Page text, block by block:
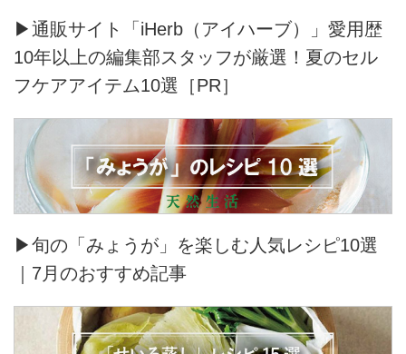
▶通販サイト「iHerb（アイハーブ）」愛用歴
10年以上の編集部スタッフが厳選！夏のセル
フケアアイテム10選［PR］
▶旬の「みょうが」を楽しむ人気レシピ10選
｜7月のおすすめ記事